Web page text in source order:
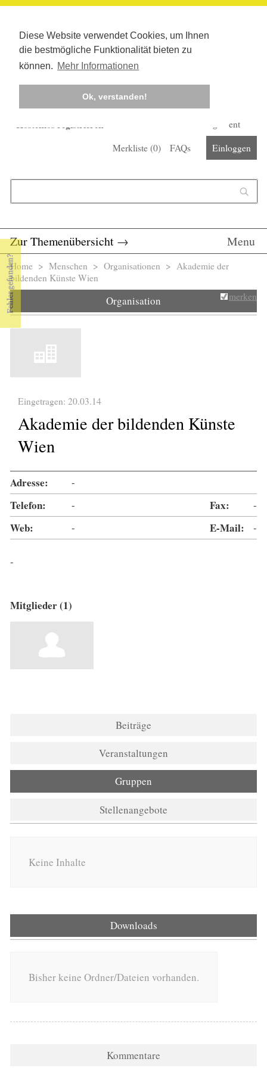
Diese Website verwendet Cookies, um Ihnen
die bestmögliche Funktionalität bieten zu
können. Mehr Informationen
Ok, verstanden!
Kostenlos registrieren
Corona-Management
Merkliste (0) FAQs Einloggen
Zur Themenübersicht → Menu
Sie sind hier
Home > Menschen > Organisationen > Akademie der
bildenden Künste Wien
Organisation merken
Eingetragen: 20.03.14
Akademie der bildenden Künste
Wien
Adresse: -
Telefon: - Fax: -
Web: - E-Mail: -
-
Mitglieder (1)
Beiträge
Veranstaltungen
Gruppen
Stellenangebote
Keine Inhalte
Downloads
Bisher keine Ordner/Dateien vorhanden.
Kommentare